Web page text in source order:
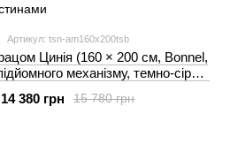
Артикул: tsn-am160x200tsb
Цинія (160 × 200 см, Bonnel,
механізму, темно-сірий)
15 780 грн
14 380 грн